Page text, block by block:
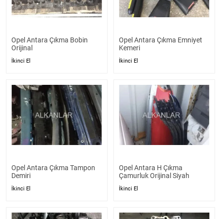
Opel Antara Çıkma Bobin
Orijinal
İkinci El
Opel Antara Çıkma Emniyet
Kemeri
İkinci El
Opel Antara Çıkma Tampon
Demiri
İkinci El
Opel Antara H Çıkma
Çamurluk Orijinal Siyah
İkinci El